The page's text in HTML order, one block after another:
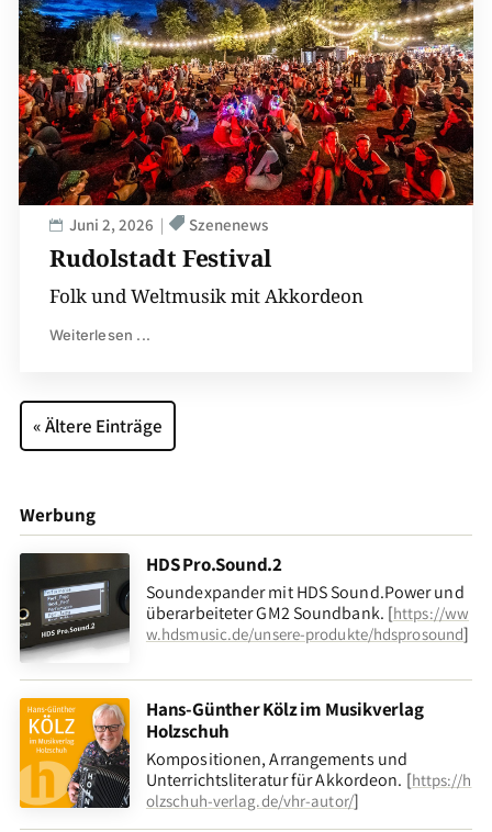
Rudolstadt Festival
Juni 2, 2026 Szenenews
Folk und Weltmusik mit Akkordeon
Weiterlesen ...
« Ältere Einträge
Werbung
HDS Pro.Sound.2
Soundexpander mit HDS Sound.Power und
überarbeiteter GM2 Soundbank. [https://ww
w.hdsmusic.de/unsere-produkte/hdsprosound]
Hans-Günther Kölz im Musikverlag
Holzschuh
Kompositionen, Arrangements und
Unterrichtsliteratur für Akkordeon. [https://h
olzschuh-verlag.de/vhr-autor/]